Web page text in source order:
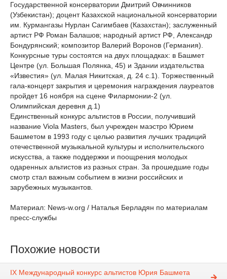
Государственной консерватории Дмитрий Овчинников
(Узбекистан); доцент Казахской национальной консерватории
им. Курмангазы Нурлан Сагимбаев (Казахстан); заслуженный
артист РФ Роман Балашов; народный артист РФ, Александр
Бондурянский; композитор Валерий Воронов (Германия).
Конкурсные туры состоятся на двух площадках: в Башмет
Центре (ул. Большая Полянка, 45) и Здании издательства
«Известия» (ул. Малая Никитская, д. 24 с.1). Торжественный
гала-концерт закрытия и церемония награждения лауреатов
пройдет 16 ноября на сцене Филармонии-2 (ул.
Олимпийская деревня д.1)
Единственный конкурс альтистов в России, получивший
название Viola Masters, был учрежден маэстро Юрием
Башметом в 1993 году с целью развития лучших традиций
отечественной музыкальной культуры и исполнительского
искусства, а также поддержки и поощрения молодых
одаренных альтистов из разных стран. За прошедшие годы
смотр стал важным событием в жизни российских и
зарубежных музыкантов.
Материал: News-w.org / Наталья Берладян по материалам
пресс-службы
Похожие новости
IX Международный конкурс альтистов Юрия Башмета